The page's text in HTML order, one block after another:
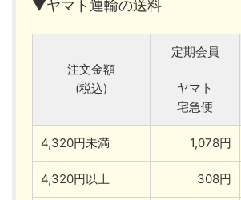
▼ヤマト運輸の送料
注文金額
(税込)
定期会員
ヤマト
宅急便
4,320円未満 1,078円
4,320円以上 308円